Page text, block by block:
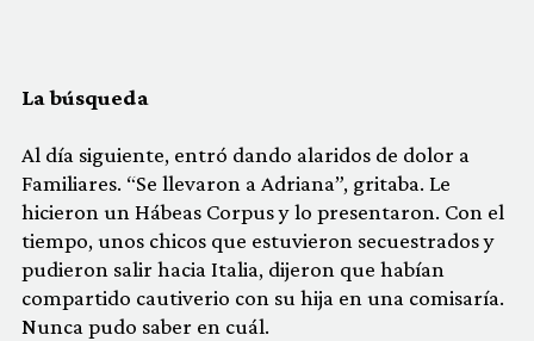
La búsqueda
Al día siguiente, entró dando alaridos de dolor a
Familiares. “Se llevaron a Adriana”, gritaba. Le
hicieron un Hábeas Corpus y lo presentaron. Con el
tiempo, unos chicos que estuvieron secuestrados y
pudieron salir hacia Italia, dijeron que habían
compartido cautiverio con su hija en una comisaría.
Nunca pudo saber en cuál.